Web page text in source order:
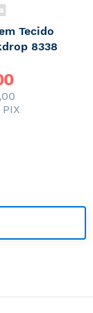
Tecido
8338